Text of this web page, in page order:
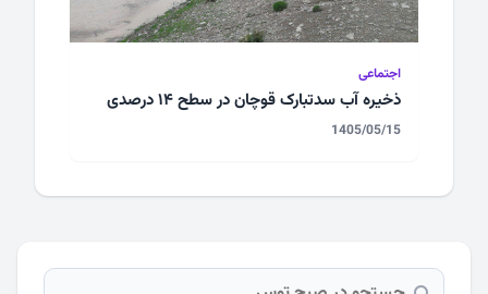
اجتماعی
ذخیره آب سدتبارک قوچان در سطح ۱۴ درصدی
1405/05/15